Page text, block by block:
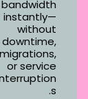
bandwidth
instantly—
without
downtime,
migrations,
or service
s.